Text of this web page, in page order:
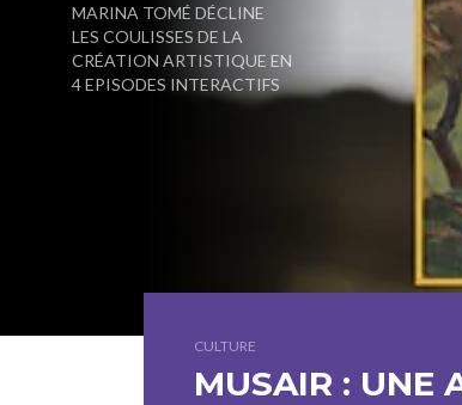
MARINA TOMÉ DÉCLINE
LES COULISSES DE LA
CRÉATION ARTISTIQUE EN
4 EPISODES INTERACTIFS
CULTURE
MUSAIR : UNE